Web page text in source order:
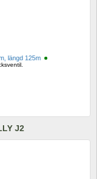
längd 125m
J2